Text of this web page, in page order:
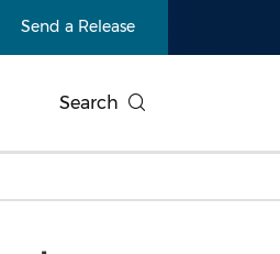
Send a Release
Search